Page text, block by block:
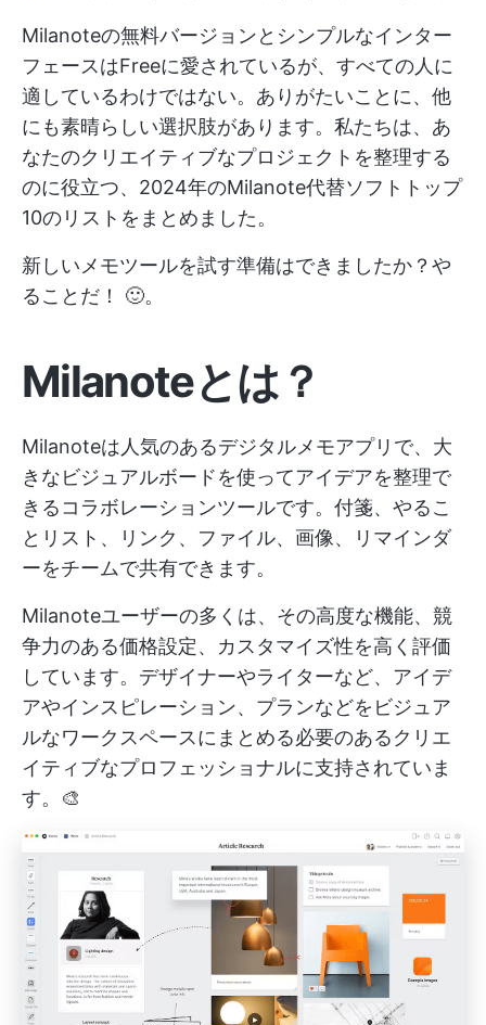
Milanoteの無料バージョンとシンプルなインター
フェースはFreeに愛されているが、すべての人に
適しているわけではない。ありがたいことに、他
にも素晴らしい選択肢があります。私たちは、あ
なたのクリエイティブなプロジェクトを整理する
のに役立つ、2024年のMilanote代替ソフトトップ
10のリストをまとめました。
新しいメモツールを試す準備はできましたか？や
ることだ！ 🙂。
Milanoteとは？
Milanoteは人気のあるデジタルメモアプリで、大
きなビジュアルボードを使ってアイデアを整理で
きるコラボレーションツールです。付箋、やるこ
とリスト、リンク、ファイル、画像、リマインダ
ーをチームで共有できます。
Milanoteユーザーの多くは、その高度な機能、競
争力のある価格設定、カスタマイズ性を高く評価
しています。デザイナーやライターなど、アイデ
アやインスピレーション、プランなどをビジュア
ルなワークスペースにまとめる必要のあるクリエ
イティブなプロフェッショナルに支持されていま
す。🎨